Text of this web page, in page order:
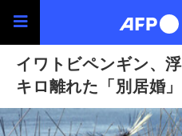
イワトビペンギン、
キロ離れた「別居婚」